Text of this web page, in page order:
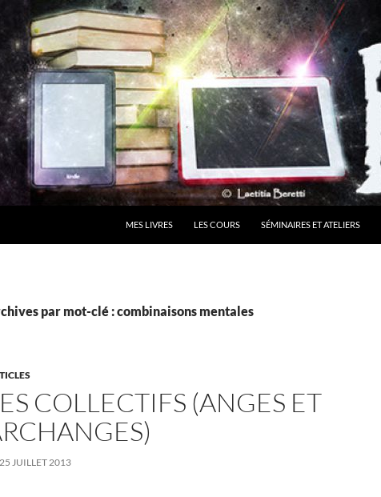
MES LIVRES LES COURS SÉMINAIRES ET ATELIERS
par mot-clé : combinaisons mentales
COLLECTIFS (ANGES ET
25 JUILLET 2013